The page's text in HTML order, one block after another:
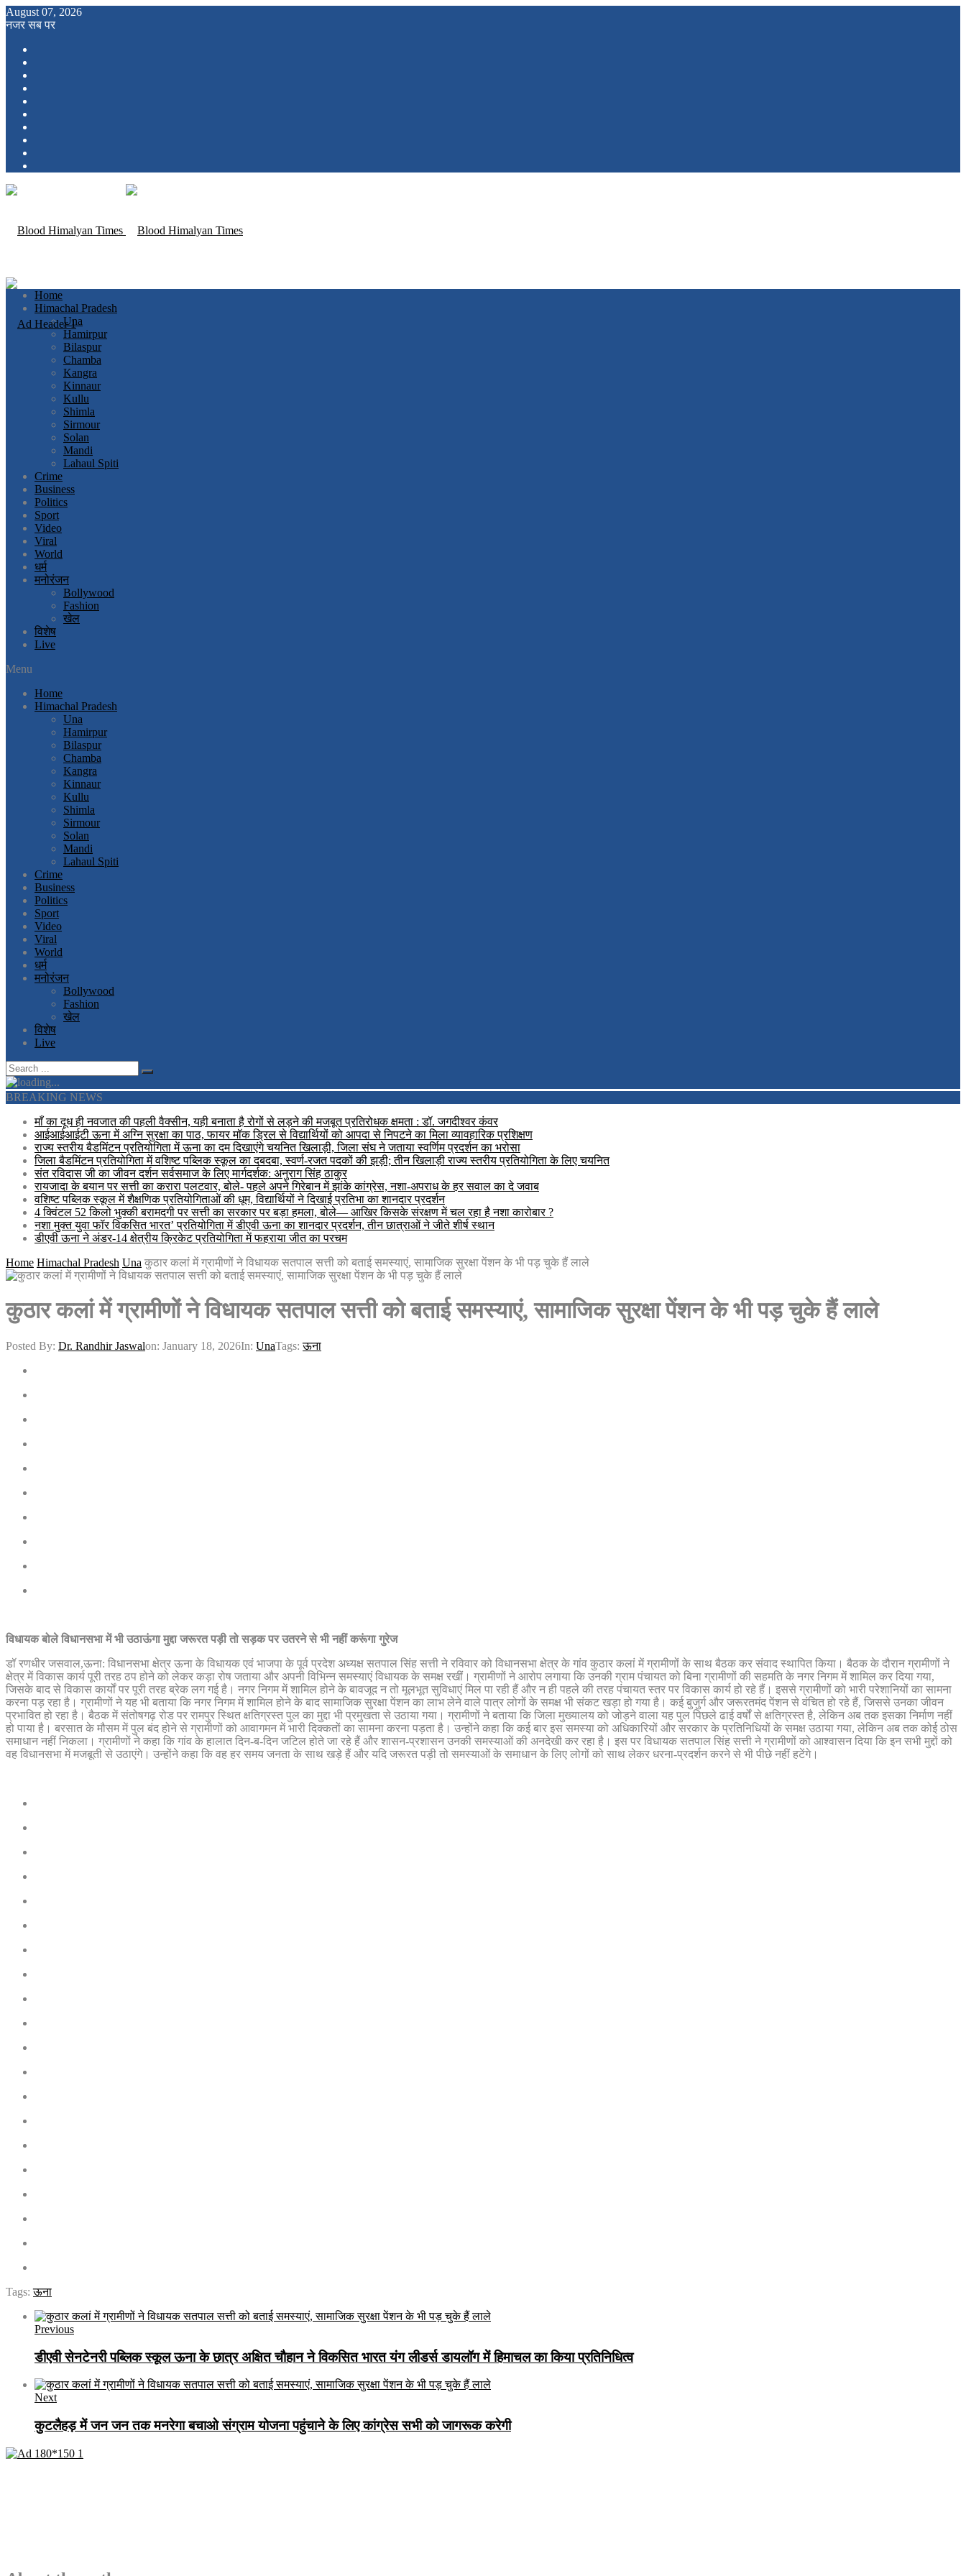
August 07, 2026
नजर सब पर
Home
Himachal Pradesh
Una
Hamirpur
Bilaspur
Chamba
Kangra
Kinnaur
Kullu
Shimla
Sirmour
Solan
Mandi
Lahaul Spiti
Crime
Business
Politics
Sport
Video
Viral
World
धर्म
मनोरंजन
Bollywood
Fashion
खेल
विशेष
Live
Menu
Home
Himachal Pradesh
Una
Hamirpur
Bilaspur
Chamba
Kangra
Kinnaur
Kullu
Shimla
Sirmour
Solan
Mandi
Lahaul Spiti
Crime
Business
Politics
Sport
Video
Viral
World
धर्म
मनोरंजन
Bollywood
Fashion
खेल
विशेष
Live
BREAKING NEWS
माँ का दूध ही नवजात की पहली वैक्सीन, यही बनाता है रोगों से लड़ने की मजबूत प्रतिरोधक क्षमता : डॉ. जगदीश्वर कंवर
आईआईआईटी ऊना में अग्नि सुरक्षा का पाठ, फायर मॉक ड्रिल से विद्यार्थियों को आपदा से निपटने का मिला व्यावहारिक प्रशिक्षण
राज्य स्तरीय बैडमिंटन प्रतियोगिता में ऊना का दम दिखाएंगे चयनित खिलाड़ी, जिला संघ ने जताया स्वर्णिम प्रदर्शन का भरोसा
जिला बैडमिंटन प्रतियोगिता में वशिष्ट पब्लिक स्कूल का दबदबा, स्वर्ण-रजत पदकों की झड़ी; तीन खिलाड़ी राज्य स्तरीय प्रतियोगिता के लिए चयनित
संत रविदास जी का जीवन दर्शन सर्वसमाज के लिए मार्गदर्शक: अनुराग सिंह ठाकुर
रायजादा के बयान पर सत्ती का करारा पलटवार, बोले- पहले अपने गिरेबान में झांके कांग्रेस, नशा-अपराध के हर सवाल का दे जवाब
वशिष्ट पब्लिक स्कूल में शैक्षणिक प्रतियोगिताओं की धूम, विद्यार्थियों ने दिखाई प्रतिभा का शानदार प्रदर्शन
4 क्विंटल 52 किलो भुक्की बरामदगी पर सत्ती का सरकार पर बड़ा हमला, बोले— आखिर किसके संरक्षण में चल रहा है नशा कारोबार ?
नशा मुक्त युवा फॉर विकसित भारत’ प्रतियोगिता में डीएवी ऊना का शानदार प्रदर्शन, तीन छात्राओं ने जीते शीर्ष स्थान
डीएवी ऊना ने अंडर-14 क्षेत्रीय क्रिकेट प्रतियोगिता में फहराया जीत का परचम
Home Himachal Pradesh Una कुठार कलां में ग्रामीणों ने विधायक सतपाल सत्ती को बताई समस्याएं, सामाजिक सुरक्षा पेंशन के भी पड़ चुके हैं लाले
कुठार कलां में ग्रामीणों ने विधायक सतपाल सत्ती को बताई समस्याएं, सामाजिक सुरक्षा पेंशन के भी पड़ चुके हैं लाले
Posted By: Dr. Randhir Jaswalon: January 18, 2026In: UnaTags:ऊना
विधायक बोले विधानसभा में भी उठाऊंगा मुद्दा जरूरत पड़ी तो सड़क पर उतरने से भी नहीं करूंगा गुरेज
डॉ रणधीर जसवाल,ऊना: विधानसभा क्षेत्र ऊना के विधायक एवं भाजपा के पूर्व प्रदेश अध्यक्ष सतपाल सिंह सत्ती ने रविवार को विधानसभा क्षेत्र के गांव कुठार कलां में ग्रामीणों के साथ बैठक कर संवाद स्थापित किया। बैठक के दौरान ग्रामीणों ने
क्षेत्र में विकास कार्य पूरी तरह ठप होने को लेकर कड़ा रोष जताया और अपनी विभिन्न समस्याएं विधायक के समक्ष रखीं। ग्रामीणों ने आरोप लगाया कि उनकी ग्राम पंचायत को बिना ग्रामीणों की सहमति के नगर निगम में शामिल कर दिया गया,
जिसके बाद से विकास कार्यों पर पूरी तरह ब्रेक लग गई है। नगर निगम में शामिल होने के बावजूद न तो मूलभूत सुविधाएं मिल पा रही हैं और न ही पहले की तरह पंचायत स्तर पर विकास कार्य हो रहे हैं। इससे ग्रामीणों को भारी परेशानियों का सामना
करना पड़ रहा है। ग्रामीणों ने यह भी बताया कि नगर निगम में शामिल होने के बाद सामाजिक सुरक्षा पेंशन का लाभ लेने वाले पात्र लोगों के समक्ष भी संकट खड़ा हो गया है। कई बुजुर्ग और जरूरतमंद पेंशन से वंचित हो रहे हैं, जिससे उनका जीवन
प्रभावित हो रहा है। बैठक में संतोषगढ़ रोड पर रामपुर स्थित क्षतिग्रस्त पुल का मुद्दा भी प्रमुखता से उठाया गया। ग्रामीणों ने बताया कि जिला मुख्यालय को जोड़ने वाला यह पुल पिछले ढाई वर्षों से क्षतिग्रस्त है, लेकिन अब तक इसका निर्माण नहीं
हो पाया है। बरसात के मौसम में पुल बंद होने से ग्रामीणों को आवागमन में भारी दिक्कतों का सामना करना पड़ता है। उन्होंने कहा कि कई बार इस समस्या को अधिकारियों और सरकार के प्रतिनिधियों के समक्ष उठाया गया, लेकिन अब तक कोई ठोस
समाधान नहीं निकला। ग्रामीणों ने कहा कि गांव के हालात दिन-ब-दिन जटिल होते जा रहे हैं और शासन-प्रशासन उनकी समस्याओं की अनदेखी कर रहा है। इस पर विधायक सतपाल सिंह सत्ती ने ग्रामीणों को आश्वासन दिया कि इन सभी मुद्दों को
वह विधानसभा में मजबूती से उठाएंगे। उन्होंने कहा कि वह हर समय जनता के साथ खड़े हैं और यदि जरूरत पड़ी तो समस्याओं के समाधान के लिए लोगों को साथ लेकर धरना-प्रदर्शन करने से भी पीछे नहीं हटेंगे।
Tags:ऊना
Previous
डीएवी सेनटेनरी पब्लिक स्कूल ऊना के छात्र अक्षित चौहान ने विकसित भारत यंग लीडर्स डायलॉग में हिमाचल का किया प्रतिनिधित्व
Next
कुटलैहड़ में जन जन तक मनरेगा बचाओ संग्राम योजना पहुंचाने के लिए कांग्रेस सभी को जागरूक करेगी